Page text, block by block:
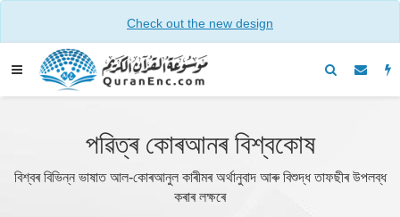
Check out the new design
পৱিত্ৰ কোৰআনৰ বিশ্বকোষ
বিশ্বৰ বিভিন্ন ভাষাত আল-কোৰআনুল কাৰীমৰ অৰ্থানুবাদ আৰু বিশুদ্ধ তাফছীৰ উপলব্ধ
কৰাৰ লক্ষৰে